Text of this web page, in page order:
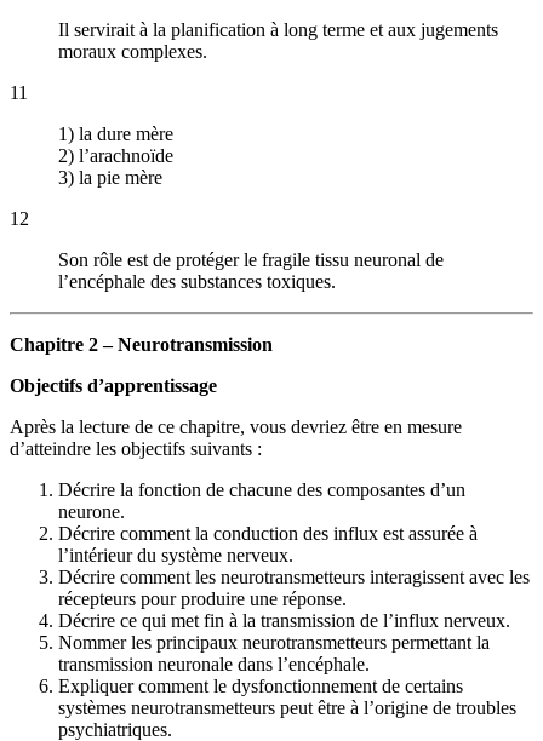
Il servirait à la planification à long terme et aux jugements
moraux complexes.
11
1) la dure mère
2) l’arachnoïde
3) la pie mère
12
Son rôle est de protéger le fragile tissu neuronal de
l’encéphale des substances toxiques.
Chapitre 2 – Neurotransmission
Objectifs d’apprentissage
Après la lecture de ce chapitre, vous devriez être en mesure
d’atteindre les objectifs suivants :
Décrire la fonction de chacune des composantes d’un
neurone.
Décrire comment la conduction des influx est assurée à
l’intérieur du système nerveux.
Décrire comment les neurotransmetteurs interagissent avec les
récepteurs pour produire une réponse.
Décrire ce qui met fin à la transmission de l’influx nerveux.
Nommer les principaux neurotransmetteurs permettant la
transmission neuronale dans l’encéphale.
Expliquer comment le dysfonctionnement de certains
systèmes neurotransmetteurs peut être à l’origine de troubles
psychiatriques.